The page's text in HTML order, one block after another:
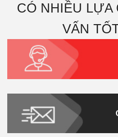
CÓ NHIỀU LỰA
VẤN